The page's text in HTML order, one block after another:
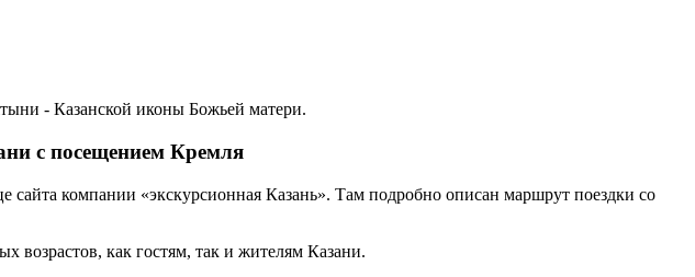
- Казанской иконы Божьей матери.
с посещением Кремля
компании «экскурсионная Казань». Там подробно описан маршрут поездки со
возрастов, как гостям, так и жителям Казани.